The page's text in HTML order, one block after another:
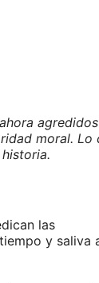
moral. Lo
las
y saliva